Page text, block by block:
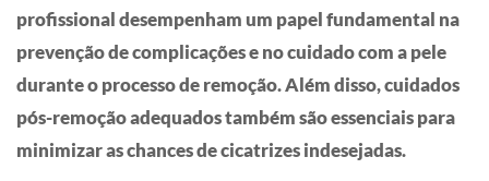
profissional desempenham um papel fundamental na
prevenção de complicações e no cuidado com a pele
durante o processo de remoção. Além disso, cuidados
pós-remoção adequados também são essenciais para
minimizar as chances de cicatrizes indesejadas.